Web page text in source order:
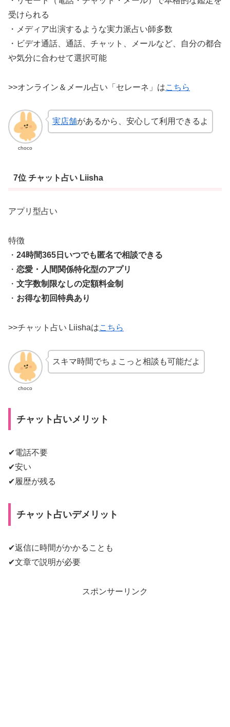
受けられる
・メディア出演するような実力派占い師多数
・ビデオ通話、通話、チャット、メールなど、自分の都合
や気分に合わせて選択可能
>>オンライン＆メール占い「セレーネ」はこちら
choco
実店舗があるから、安心して利用できるよ
7位 チャット占い Liisha
アプリ型占い
特徴
・ 24時間365日いつでも匿名で相談できる
・ 恋愛・人間関係特化型のアプリ
・ 文字数制限なしの定額料金制
・ お得な初回特典あり
>>チャット占い Liishaはこちら
choco
スキマ時間でちょこっと相談も可能だよ
チャット占いメリット
✔電話不要
✔安い
✔履歴が残る
チャット占いデメリット
✔返信に時間がかかることも
✔文章で説明が必要
スポンサーリンク